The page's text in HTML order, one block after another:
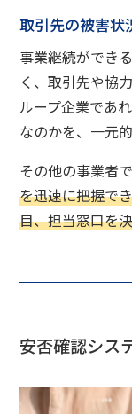
取引先の被害状
事業継続ができ
く、取引先や協
ループ企業であ
なのかを、一元
その他の事業者
を迅速に把握で
目、担当窓口を
安否確認シス